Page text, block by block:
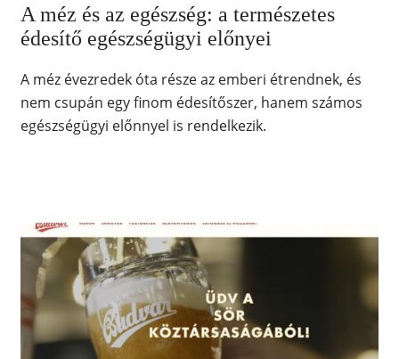
A méz és az egészség: a természetes
édesítő egészségügyi előnyei
A méz évezredek óta része az emberi étrendnek, és
nem csupán egy finom édesítőszer, hanem számos
egészségügyi előnnyel is rendelkezik.